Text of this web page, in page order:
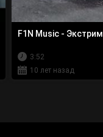
F1N Music - Экстрим
3:52
10 лет назад